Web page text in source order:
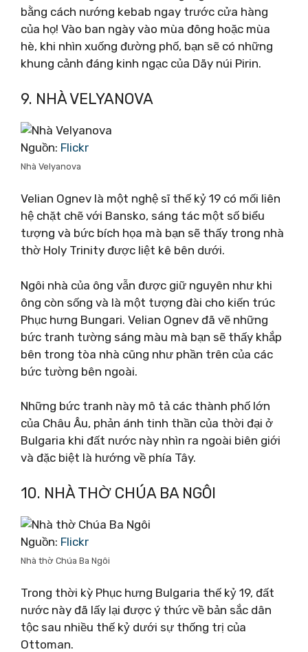
bằng cách nướng kebab ngay trước cửa hàng
của họ! Vào ban ngày vào mùa đông hoặc mùa
hè, khi nhìn xuống đường phố, bạn sẽ có những
khung cảnh đáng kinh ngạc của Dãy núi Pirin.
9. NHÀ VELYANOVA
Nguồn: Flickr
Nhà Velyanova
Velian Ognev là một nghệ sĩ thế kỷ 19 có mối liên
hệ chặt chẽ với Bansko, sáng tác một số biểu
tượng và bức bích họa mà bạn sẽ thấy trong nhà
thờ Holy Trinity được liệt kê bên dưới.
Ngôi nhà của ông vẫn được giữ nguyên như khi
ông còn sống và là một tượng đài cho kiến ​​trúc
Phục hưng Bungari. Velian Ognev đã vẽ những
bức tranh tường sáng màu mà bạn sẽ thấy khắp
bên trong tòa nhà cũng như phần trên của các
bức tường bên ngoài.
Những bức tranh này mô tả các thành phố lớn
của Châu Âu, phản ánh tinh thần của thời đại ở
Bulgaria khi đất nước này nhìn ra ngoài biên giới
và đặc biệt là hướng về phía Tây.
10. NHÀ THỜ CHÚA BA NGÔI
Nguồn: Flickr
Nhà thờ Chúa Ba Ngôi
Trong thời kỳ Phục hưng Bulgaria thế kỷ 19, đất
nước này đã lấy lại được ý thức về bản sắc dân
tộc sau nhiều thế kỷ dưới sự thống trị của
Ottoman.